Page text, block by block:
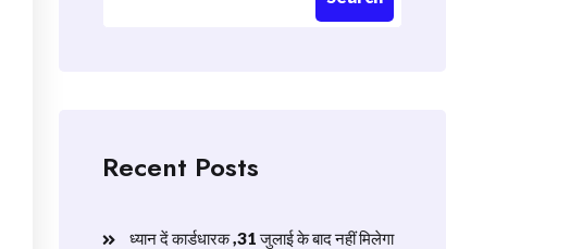
Recent Posts
ध्यान दें कार्डधारक ,31 जुलाई के बाद नहीं मिलेगा